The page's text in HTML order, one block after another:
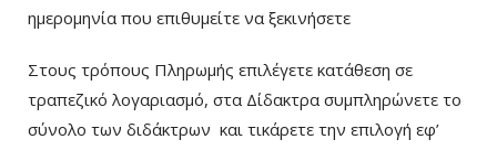
ημερομηνία που επιθυμείτε να ξεκινήσετε
Στους τρόπους Πληρωμής επιλέγετε κατάθεση σε
τραπεζικό λογαριασμό, στα Δίδακτρα συμπληρώνετε το
σύνολο των διδάκτρων και τικάρετε την επιλογή εφ’